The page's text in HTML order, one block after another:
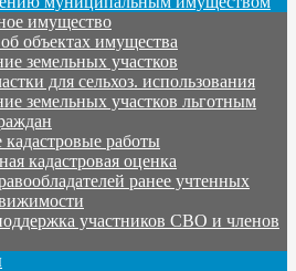
имущество
объектах имущества
земельных участков
для сельхоз. использования
земельных участков льготным
работы
кадастровая оценка
ранее учтенных
участников СВО и членов